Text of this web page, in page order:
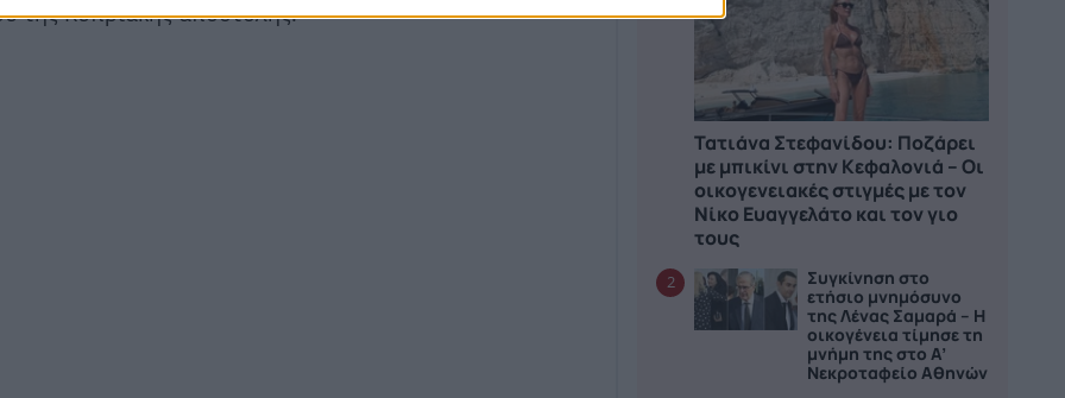
της Κυπριακής αποστολής.
Τατιάνα Στεφανίδου: Ποζάρει
με μπικίνι στην Κεφαλονιά – Οι
οικογενειακές στιγμές με τον
Νίκο Ευαγγελάτο και τον γιο
τους
2
Συγκίνηση στο
ετήσιο μνημόσυνο
της Λένας Σαμαρά – Η
οικογένεια τίμησε τη
μνήμη της στο Α’
Νεκροταφείο Αθηνών